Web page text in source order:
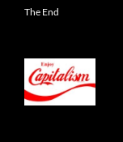
The End